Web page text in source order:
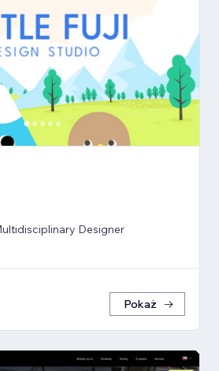
3D Expert | Multidisciplinary Designer
Pokaż